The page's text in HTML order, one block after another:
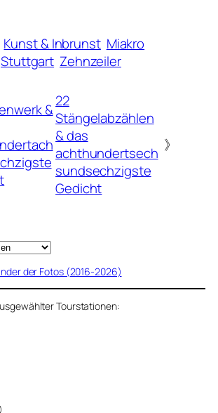
Kunst & Inbrunst Miakro
Stuttgart Zehnzeiler
&22
Stängelabzählen
& das
achthundertsech
sundsechzigste
Gedicht
》
der Fotos (2016-2026)
Tourstationen: